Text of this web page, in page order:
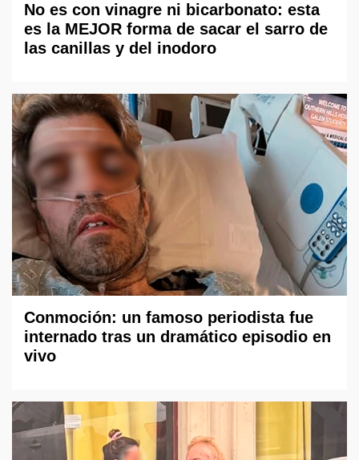
No es con vinagre ni bicarbonato: esta
es la MEJOR forma de sacar el sarro de
las canillas y del inodoro
Conmoción: un famoso periodista fue
internado tras un dramático episodio en
vivo